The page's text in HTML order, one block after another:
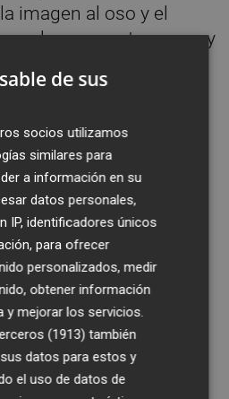
imagen al oso y el
la propuesta era muy
icónico recogía las
campo de oro, de la
Aragón, las cuales se
e izquierda
“L” (lealtad) de la
y el elemento
en una Helvética
moderna en ese
eran de una
resistente a todo tipo
tamaños. Este diseño,
fue bien recibido por
y prensa de la ciudad,
de quitar las
de sus
socios utilizamos
similares para
a información en su
datos personales,
IP, identificadores únicos
para ofrecer
personalizados, medir
obtener información
y mejorar los servicios.
(1913) también
datos para estos y
el uso de datos de